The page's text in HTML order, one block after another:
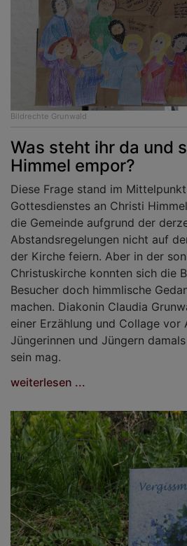
Bildrechte Grunwald
Was steht ihr da und
Himmel empor?
Diese Frage stand im
Gottesdienstes an Christi
die Gemeinde aufgrund der
Abstandsregelungen nicht auf
der Kirche feiern. Aber in der
Christuskirche konnten sich die
Besucher doch himmlische
machen. Diakonin Claudia
einer Erzählung und Collage vor
Jüngerinnen und Jüngern
sein mag.
weiterlesen ...